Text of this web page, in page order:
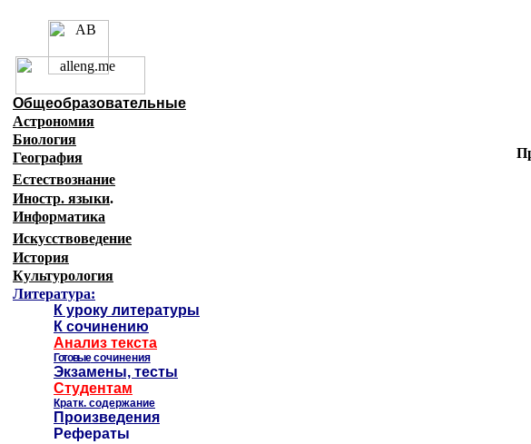
Общеобразовательные
Астрономия
Биология
География
Естествознание
Иностр. языки.
Информатика
Искусствоведение
История
Культурология
Литература:
К уроку литературы
К сочинению
Анализ текста
Готовыесочинения
Экзамены, тесты
Студентам
Кратк. содержание
Произведения
Рефераты